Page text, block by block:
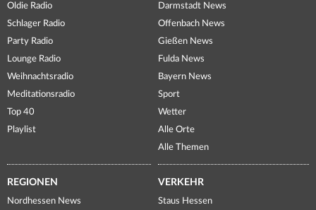
Oldie Radio
Schlager Radio
Party Radio
Lounge Radio
Weihnachtsradio
Meditationsradio
Top 40
Playlist
Darmstadt News
Offenbach News
Gießen News
Fulda News
Bayern News
Sport
Wetter
Alle Orte
Alle Themen
REGIONEN
Nordhessen News
VERKEHR
Staus Hessen